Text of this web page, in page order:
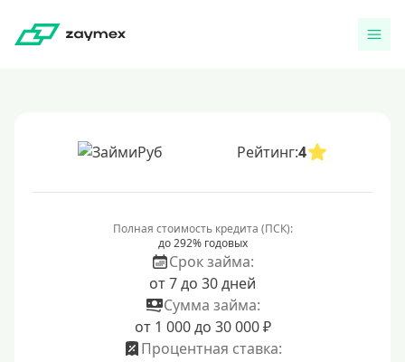
Рейтинг:4
Полная стоимость кредита (ПСК):
до 292% годовых
Срок займа:
от 7 до 30 дней
Сумма займа:
от 1 000 до 30 000 ₽
Процентная ставка: